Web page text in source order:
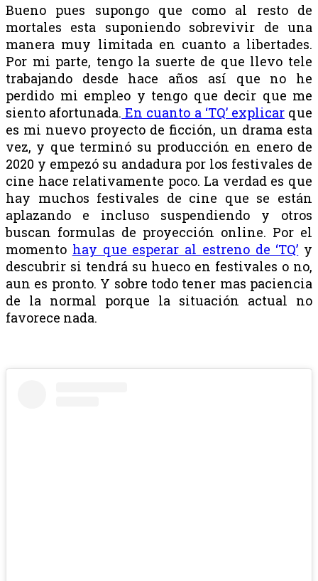
Bueno pues supongo que como al resto de
mortales esta suponiendo sobrevivir de una
manera muy limitada en cuanto a libertades.
Por mi parte, tengo la suerte de que llevo tele
trabajando desde hace años así que no he
perdido mi empleo y tengo que decir que me
siento afortunada. En cuanto a ‘TQ’ explicarque
es mi nuevo proyecto de ficción, un drama esta
vez, y que terminó su producción en enero de
2020 y empezó su andadura por los festivales de
cine hace relativamente poco. La verdad es que
hay muchos festivales de cine que se están
aplazando e incluso suspendiendo y otros
buscan formulas de proyección online. Por el
momento hay que esperar al estreno de ‘TQ’ y
descubrir si tendrá su hueco en festivales o no,
aun es pronto. Y sobre todo tener mas paciencia
de la normal porque la situación actual no
favorece nada.